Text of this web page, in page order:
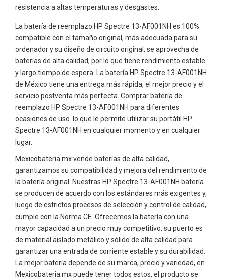
resistencia a altas temperaturas y desgastes.
La batería de reemplazo HP Spectre 13-AF001NH es 100%
compatible con el tamaño original, más adecuada para su
ordenador y su diseño de circuito original, se aprovecha de
baterías de alta calidad, por lo que tiene rendimiento estable
y largo tiempo de espera. La batería HP Spectre 13-AF001NH
de México tiene una entrega más rápida, el mejor precio y el
servicio postventa más perfecta. Comprar batería de
reemplazo HP Spectre 13-AF001NH para diferentes
ocasiones de uso. lo que le permite utilizar su portátil HP
Spectre 13-AF001NH en cualquier momento y en cualquier
lugar.
Mexicobateria.mx vende baterías de alta calidad,
garantizamos su compatibilidad y mejora del rendimiento de
la batería original. Nuestras HP Spectre 13-AF001NH batería
se producen de acuerdo con los estándares más exigentes y,
luego de estrictos procesos de selección y control de calidad,
cumple con la Norma CE. Ofrecemos la batería con una
mayor capacidad a un precio muy competitivo, su puerto es
de material aislado metálico y sólido de alta calidad para
garantizar una entrada de corriente estable y su durabilidad.
La mejor batería depende de su marca, precio y variedad, en
Mexicobateria.mx puede tener todos estos, el producto se